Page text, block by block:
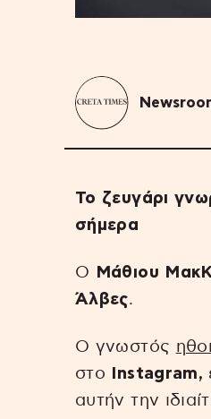
Το ζευγάρι
σήμερα
Ο Μάθιου
Άλβες.
Ο γνωστός
στο
Instagram,
αυτήν την